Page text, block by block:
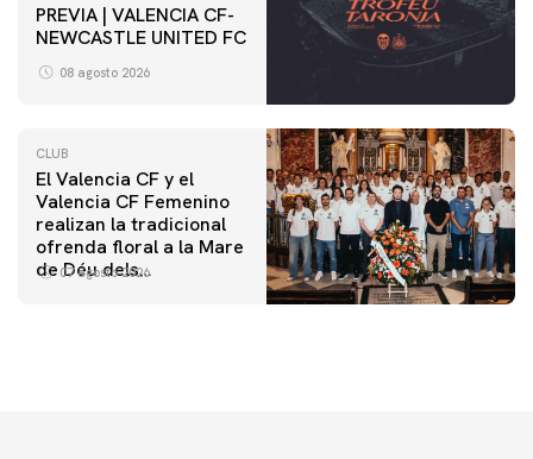
PREVIA | VALENCIA CF-
NEWCASTLE UNITED FC
08 agosto 2026
CLUB
El Valencia CF y el
Valencia CF Femenino
realizan la tradicional
ofrenda floral a la Mare
de Déu dels
07 agosto 2026